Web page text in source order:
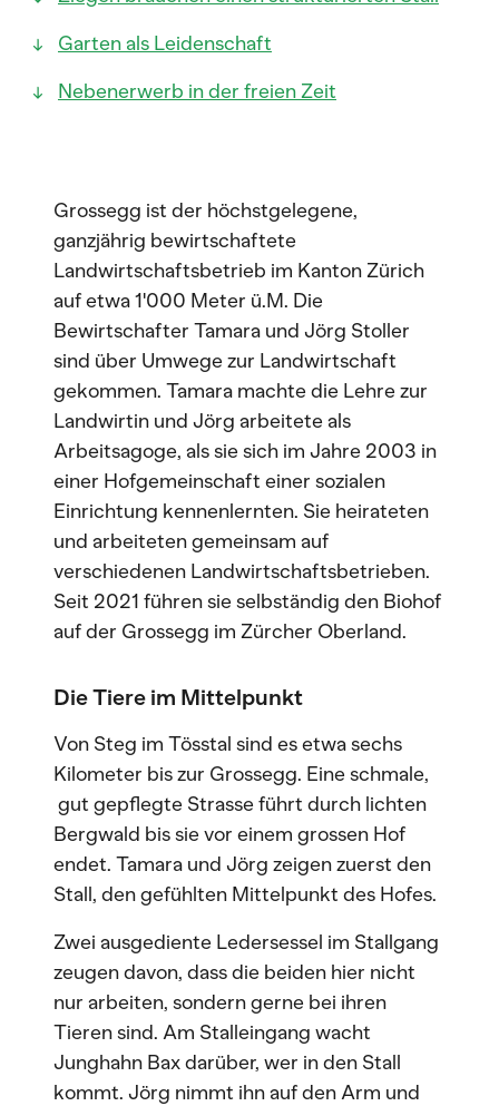
Garten als Leidenschaft
Nebenerwerb in der freien Zeit
Grossegg ist der höchstgelegene,
ganzjährig bewirtschaftete
Landwirtschaftsbetrieb im Kanton Zürich
auf etwa 1'000 Meter ü.M. Die
Bewirtschafter Tamara und Jörg Stoller
sind über Umwege zur Landwirtschaft
gekommen. Tamara machte die Lehre zur
Landwirtin und Jörg arbeitete als
Arbeitsagoge, als sie sich im Jahre 2003 in
einer Hofgemeinschaft einer sozialen
Einrichtung kennenlernten. Sie heirateten
und arbeiteten gemeinsam auf
verschiedenen Landwirtschaftsbetrieben.
Seit 2021 führen sie selbständig den Biohof
auf der Grossegg im Zürcher Oberland.
Die Tiere im Mittelpunkt
Von Steg im Tösstal sind es etwa sechs
Kilometer bis zur Grossegg. Eine schmale,
gut gepflegte Strasse führt durch lichten
Bergwald bis sie vor einem grossen Hof
endet. Tamara und Jörg zeigen zuerst den
Stall, den gefühlten Mittelpunkt des Hofes.
Zwei ausgediente Ledersessel im Stallgang
zeugen davon, dass die beiden hier nicht
nur arbeiten, sondern gerne bei ihren
Tieren sind. Am Stalleingang wacht
Junghahn Bax darüber, wer in den Stall
kommt. Jörg nimmt ihn auf den Arm und